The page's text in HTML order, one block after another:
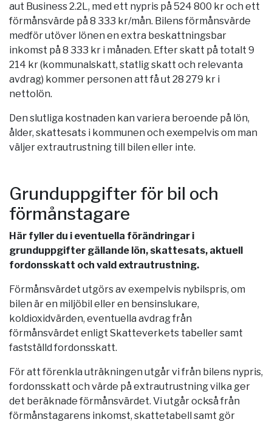
aut Business 2.2L, med ett nypris på 524 800 kr och ett
förmånsvärde på 8 333 kr/mån. Bilens förmånsvärde
medför utöver lönen en extra beskattningsbar
inkomst på 8 333 kr i månaden. Efter skatt på totalt 9
214 kr (kommunalskatt, statlig skatt och relevanta
avdrag) kommer personen att få ut 28 279 kr i
nettolön.
Den slutliga kostnaden kan variera beroende på lön,
ålder, skattesats i kommunen och exempelvis om man
väljer extrautrustning till bilen eller inte.
Grunduppgifter för bil och
förmånstagare
Här fyller du i eventuella förändringar i
grunduppgifter gällande lön, skattesats, aktuell
fordonsskatt och vald extrautrustning.
Förmånsvärdet utgörs av exempelvis nybilspris, om
bilen är en miljöbil eller en bensinslukare,
koldioxidvärden, eventuella avdrag från
förmånsvärdet enligt Skatteverkets tabeller samt
fastställd fordonsskatt.
För att förenkla uträkningen utgår vi från bilens nypris,
fordonsskatt och värde på extrautrustning vilka ger
det beräknade förmånsvärdet. Vi utgår också från
förmånstagarens inkomst, skattetabell samt gör